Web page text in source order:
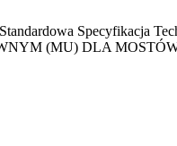
Standardowa
(MU) DLA MOSTÓW